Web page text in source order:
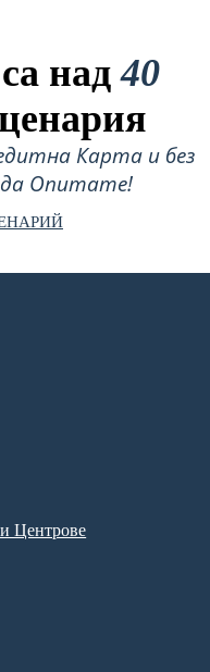
над40
Карта и без
да Опитате!
Центрове